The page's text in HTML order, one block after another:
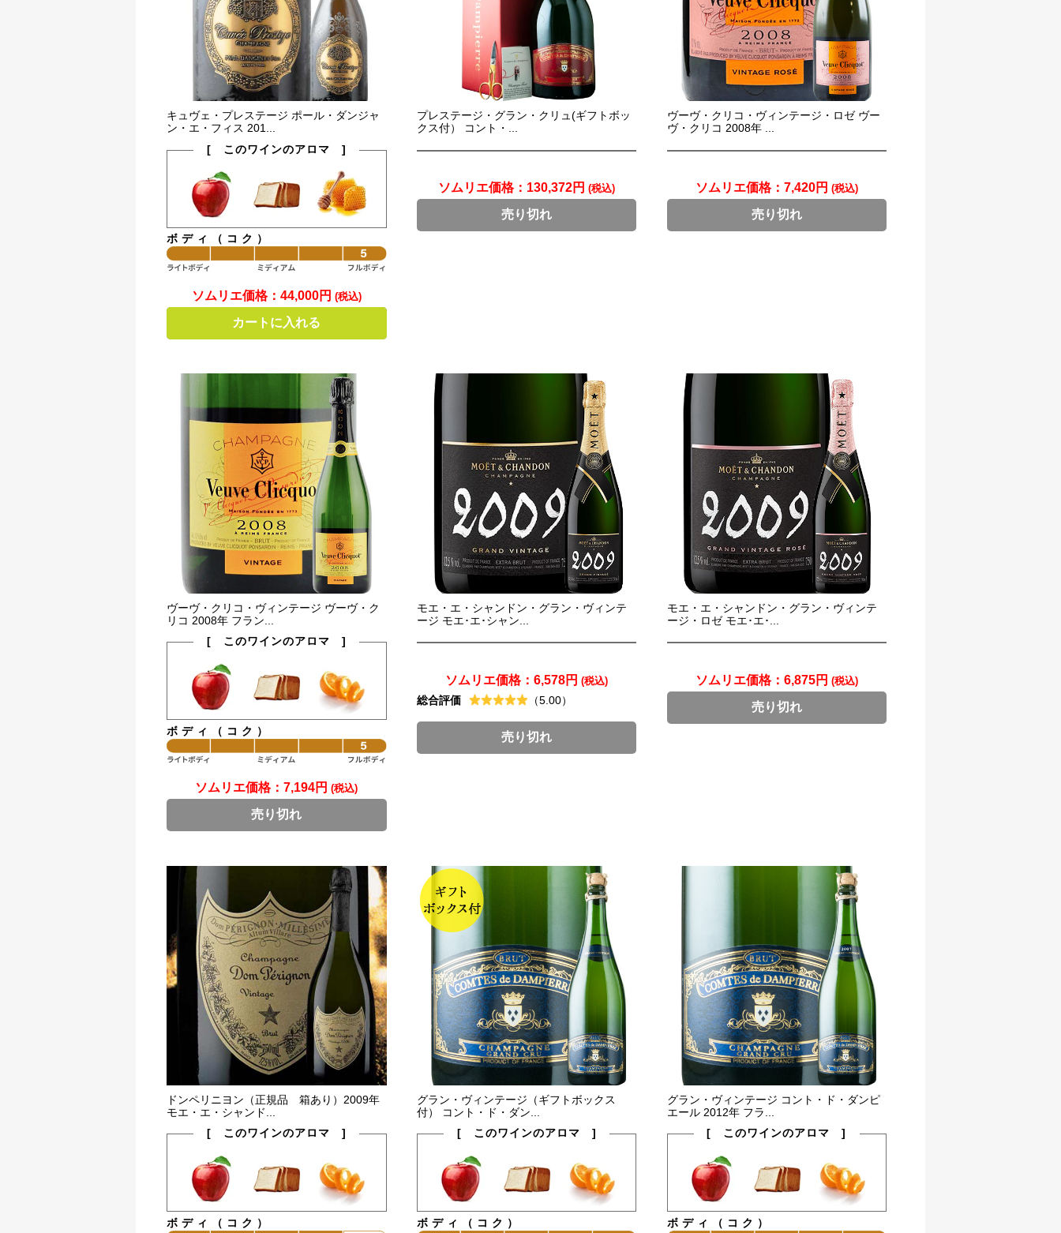
キュヴェ・プレステージ ポール・ダンジャ
ン・エ・フィス 201...
[ このワインのアロマ ]
ボディ（コク）
ソムリエ価格： 44,000円 (税込)
カートに入れる
プレステージ・グラン・クリュ(ギフトボッ
クス付） コント・...
ソムリエ価格： 130,372円 (税込)
売り切れ
ヴーヴ・クリコ・ヴィンテージ・ロゼ ヴー
ヴ・クリコ 2008年 ...
ソムリエ価格： 7,420円 (税込)
売り切れ
ヴーヴ・クリコ・ヴィンテージ ヴーヴ・ク
リコ 2008年 フラン...
[ このワインのアロマ ]
ボディ（コク）
ソムリエ価格：7,194円 (税込)
売り切れ
モエ・エ・シャンドン・グラン・ヴィンテ
ージ モエ･エ･シャン...
ソムリエ価格：6,578円 (税込)
総合評価 （5.00）
売り切れ
モエ・エ・シャンドン・グラン・ヴィンテ
ージ・ロゼ モエ･エ･...
ソムリエ価格： 6,875円 (税込)
売り切れ
ドンペリニヨン（正規品 箱あり）2009年
モエ・エ・シャンド...
[ このワインのアロマ ]
ボディ（コク）
グラン・ヴィンテージ（ギフトボックス
付） コント・ド・ダン...
[ このワインのアロマ ]
ボディ（コク）
グラン・ヴィンテージ コント・ド・ダンピ
エール 2012年 フラ...
[ このワインのアロマ ]
ボディ（コク）